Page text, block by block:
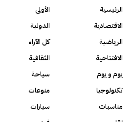
الرئيسية الأولى
الاقتصادية
الدولية
الرياضية
كل الآراء
الافتتاحية
الثقافية
يوم و يوم
سياحة
تكنولوجيا
منوعات
مناسبات
سيارات